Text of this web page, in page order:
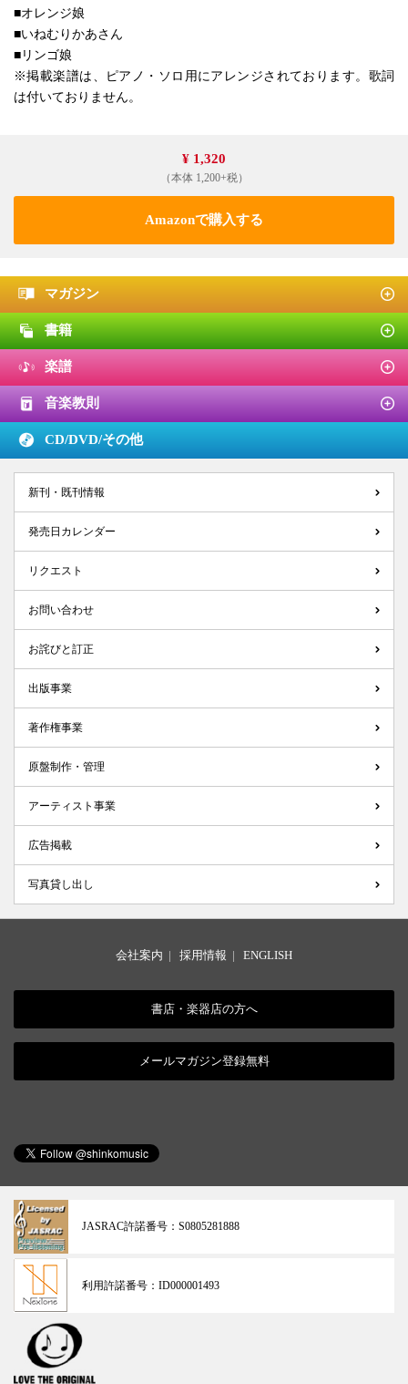
■オレンジ娘
■いねむりかあさん
■リンゴ娘
※掲載楽譜は、ピアノ・ソロ用にアレンジされております。歌詞
は付いておりません。
¥ 1,320
（本体 1,200+税）
Amazonで購入する
マガジン
書籍
楽譜
音楽教則
CD/DVD/その他
新刊・既刊情報
発売日カレンダー
リクエスト
お問い合わせ
お詫びと訂正
出版事業
著作権事業
原盤制作・管理
アーティスト事業
広告掲載
写真貸し出し
会社案内 | 採用情報 | ENGLISH
書店・楽器店の方へ
メールマガジン登録無料
JASRAC許諾番号： S0805281888
利用許諾番号： ID000001493